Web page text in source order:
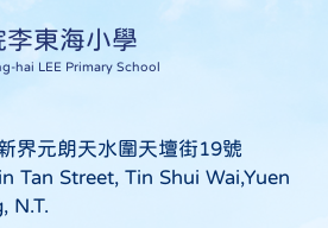
李東海小學
hai LEE Primary School
界元朗天水圍天壇街19號
Tan Street, Tin Shui Wai,Yuen
N.T.